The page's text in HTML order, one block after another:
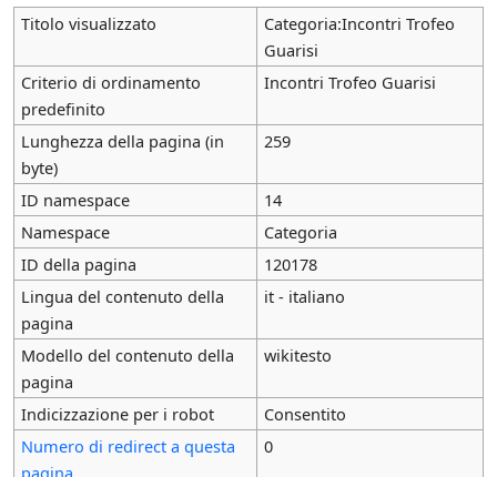
Titolo visualizzato
Categoria:Incontri Trofeo
Guarisi
Criterio di ordinamento
predefinito
Incontri Trofeo Guarisi
Lunghezza della pagina (in
byte)
259
ID namespace
14
Namespace
Categoria
ID della pagina
120178
Lingua del contenuto della
pagina
it - italiano
Modello del contenuto della
pagina
wikitesto
Indicizzazione per i robot
Consentito
Numero di redirect a questa
pagina
0